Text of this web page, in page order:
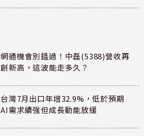
網通機會別錯過！中磊(5388)營收再
創新高，這波能走多久？
台灣7月出口年增32.9%，低於預期
AI需求續強但成長動能放緩